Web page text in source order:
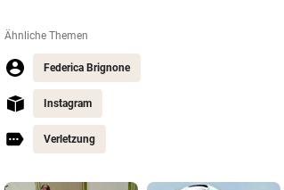
Ähnliche Themen
Federica Brignone
Instagram
Verletzung